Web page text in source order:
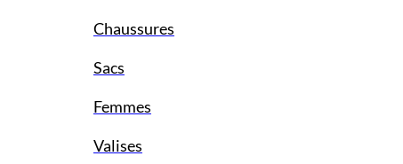
Chaussures
Sacs
Femmes
Valises